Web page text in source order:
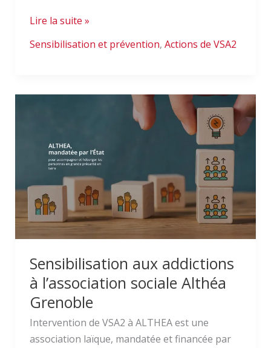
Lire la suite »
Sensibilisation et prévention, Actions de VSA2
Sensibilisation aux addictions
à l’association sociale Althéa
Grenoble
Intervention de VSA2 à ALTHEA est une
association laïque, mandatée et financée par
l’association
sociale
Althéa
Grenoble